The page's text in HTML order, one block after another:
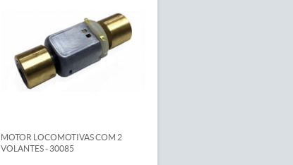
MOTOR LOCOMOTIVAS COM 2
VOLANTES - 30085